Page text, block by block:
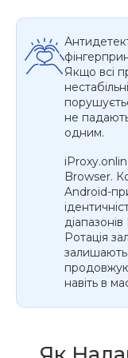
Якщо всі
не
одним.
Browser.
Android-
Ротація
навіть в